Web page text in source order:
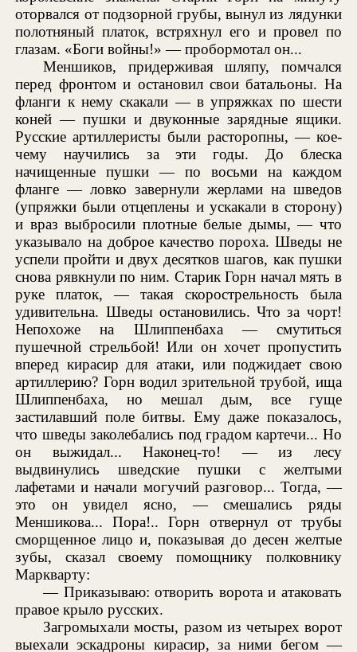
оторвался от подзорной грубы, вынул из лядунки
полотняный платок, встряхнул его и провел по
глазам. «Боги войны!» — пробормотал он...
Меншиков, придерживая шляпу, помчался
перед фронтом и остановил свои батальоны. На
фланги к нему скакали — в упряжках по шести
коней — пушки и двуконные зарядные ящики.
Русские артиллеристы были расторопны, — кое-
чему научились за эти годы. До блеска
начищенные пушки — по восьми на каждом
фланге — ловко завернули жерлами на шведов
(упряжки были отцеплены и ускакали в сторону)
и враз выбросили плотные белые дымы, — что
указывало на доброе качество пороха. Шведы не
успели пройти и двух десятков шагов, как пушки
снова рявкнули по ним. Старик Горн начал мять в
руке платок, — такая скорострельность была
удивительна. Шведы остановились. Что за чорт!
Непохоже на Шлиппенбаха — смутиться
пушечной стрельбой! Или он хочет пропустить
вперед кирасир для атаки, или поджидает свою
артиллерию? Горн водил зрительной трубой, ища
Шлиппенбаха, но мешал дым, все гуще
застилавший поле битвы. Ему даже показалось,
что шведы заколебались под градом картечи... Но
он выжидал... Наконец-то! — из лесу
выдвинулись шведские пушки с желтыми
лафетами и начали могучий разговор... Тогда, —
это он увидел ясно, — смешались ряды
Меншикова... Пора!.. Горн отвернул от трубы
сморщенное лицо и, показывая до десен желтые
зубы, сказал своему помощнику полковнику
Маркварту:
— Приказываю: отворить ворота и атаковать
правое крыло русских.
Загромыхали мосты, разом из четырех ворот
выехали эскадроны кирасир, за ними бегом —